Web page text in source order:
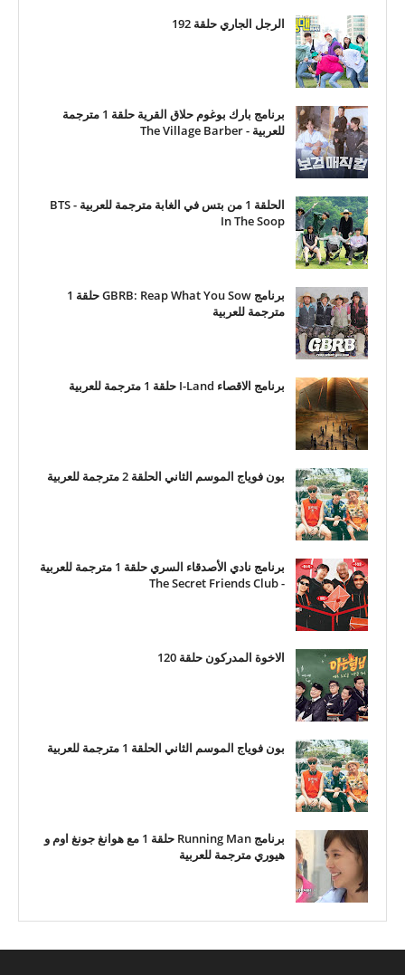
الرجل الجاري حلقة 192
برنامج بارك بوغوم حلاق القرية حلقة 1 مترجمة
للعربية - The Village Barber
الحلقة 1 من بتس في الغابة مترجمة للعربية - BTS
In The Soop
برنامج GBRB: Reap What You Sow حلقة 1
مترجمة للعربية
برنامج الاقصاء I-Land حلقة 1 مترجمة للعربية
بون فوياج الموسم الثاني الحلقة 2 مترجمة للعربية
برنامج نادي الأصدقاء السري حلقة 1 مترجمة للعربية
- The Secret Friends Club
الاخوة المدركون حلقة 120
بون فوياج الموسم الثاني الحلقة 1 مترجمة للعربية
برنامج Running Man حلقة 1 مع هوانغ جونغ اوم و
هيوري مترجمة للعربية